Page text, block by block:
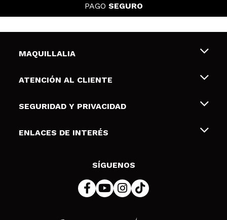
PAGO SEGURO
MAQUILLALIA
Sobre nosotros
Tarjetas de Regalo
ATENCIÓN AL CLIENTE
Envíos y devoluciones
Formas de pago
SEGURIDAD Y PRIVACIDAD
Terminos y condiciones de uso
Política de cookies
ENLACES DE INTERÉS
SÍGUENOS